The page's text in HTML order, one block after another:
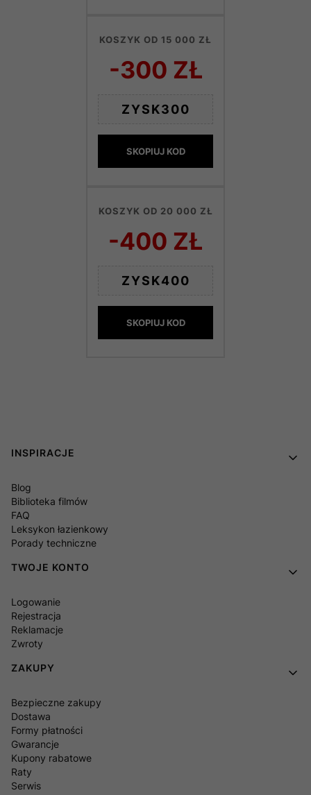
KOSZYK OD 15 000 ZŁ
-300 ZŁ
ZYSK300
SKOPIUJ KOD
KOSZYK OD 20 000 ZŁ
-400 ZŁ
ZYSK400
SKOPIUJ KOD
Linki w stopce
INSPIRACJE
Blog
Biblioteka filmów
FAQ
Leksykon łazienkowy
Porady techniczne
TWOJE KONTO
Logowanie
Rejestracja
Reklamacje
Zwroty
ZAKUPY
Bezpieczne zakupy
Dostawa
Formy płatności
Gwarancje
Kupony rabatowe
Raty
Serwis